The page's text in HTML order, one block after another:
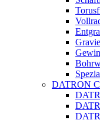
DATRON